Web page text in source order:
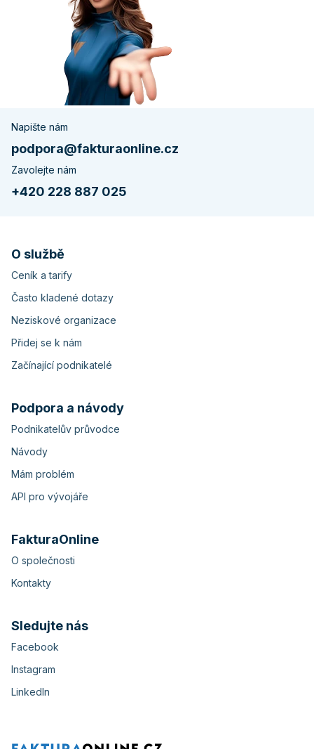
Napište nám
podpora@fakturaonline.cz
Zavolejte nám
+420 228 887 025
O službě
Ceník a tarify
Často kladené dotazy
Neziskové organizace
Přidej se k nám
Začínající podnikatelé
Podpora a návody
Podnikatelův průvodce
Návody
Mám problém
API pro vývojáře
FakturaOnline
O společnosti
Kontakty
Sledujte nás
Facebook
Instagram
LinkedIn